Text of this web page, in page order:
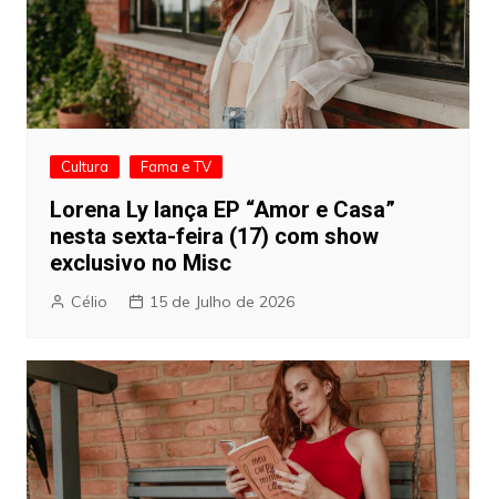
Cultura Fama e TV
Lorena Ly lança EP “Amor e Casa”
nesta sexta-feira (17) com show
exclusivo no Misc
Célio 15 de Julho de 2026